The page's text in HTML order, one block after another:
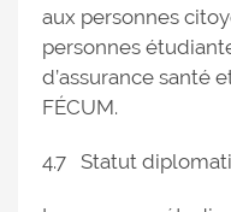
aux personnes
personnes
d’assurance santé
FÉCUM.
4.7 Statut